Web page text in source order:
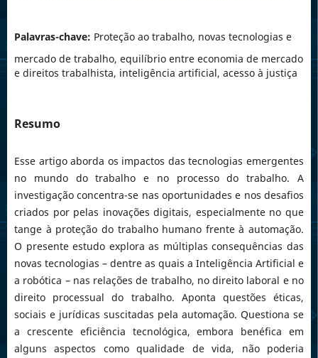
Palavras-chave: Proteção ao trabalho, novas tecnologias e
mercado de trabalho, equilíbrio entre economia de mercado
e direitos trabalhista, inteligência artificial, acesso à justiça
Resumo
Esse artigo aborda os impactos das tecnologias emergentes
no mundo do trabalho e no processo do trabalho. A
investigação concentra-se nas oportunidades e nos desafios
criados por pelas inovações digitais, especialmente no que
tange à proteção do trabalho humano frente à automação.
O presente estudo explora as múltiplas consequências das
novas tecnologias – dentre as quais a Inteligência Artificial e
a robótica – nas relações de trabalho, no direito laboral e no
direito processual do trabalho. Aponta questões éticas,
sociais e jurídicas suscitadas pela automação. Questiona se
a crescente eficiência tecnológica, embora benéfica em
alguns aspectos como qualidade de vida, não poderia